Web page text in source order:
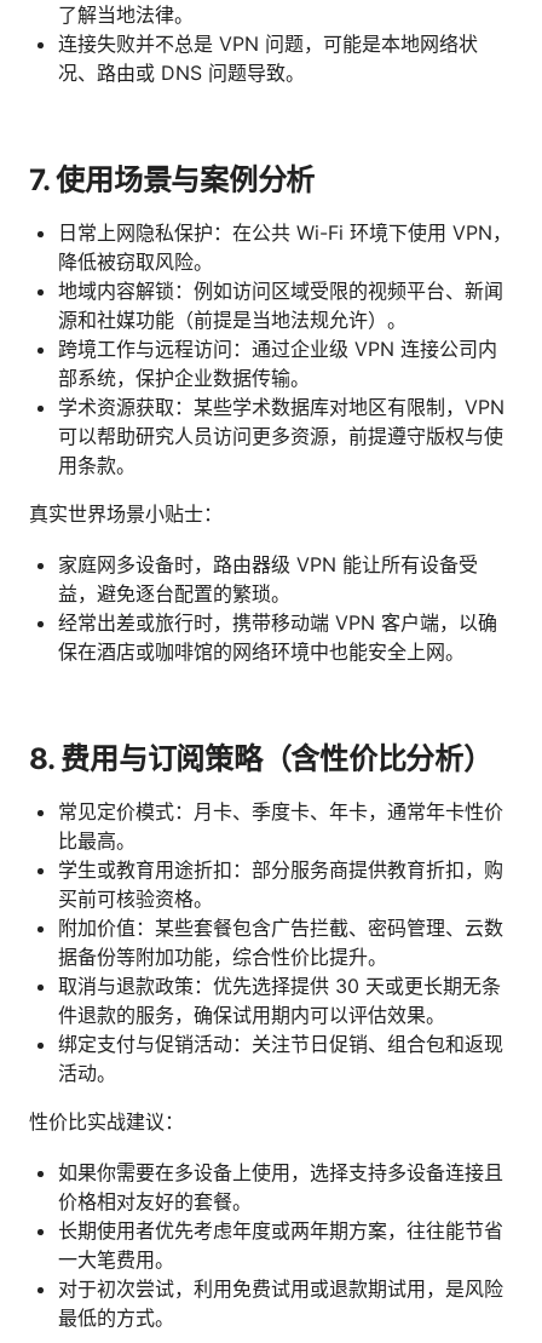
了解当地法律。
连接失败并不总是 VPN 问题，可能是本地网络状
况、路由或 DNS 问题导致。
7. 使用场景与案例分析
日常上网隐私保护：在公共 Wi-Fi 环境下使用 VPN，
降低被窃取风险。
地域内容解锁：例如访问区域受限的视频平台、新闻
源和社媒功能（前提是当地法规允许）。
跨境工作与远程访问：通过企业级 VPN 连接公司内
部系统，保护企业数据传输。
学术资源获取：某些学术数据库对地区有限制，VPN
可以帮助研究人员访问更多资源，前提遵守版权与使
用条款。
真实世界场景小贴士：
家庭网多设备时，路由器级 VPN 能让所有设备受
益，避免逐台配置的繁琐。
经常出差或旅行时，携带移动端 VPN 客户端，以确
保在酒店或咖啡馆的网络环境中也能安全上网。
8. 费用与订阅策略（含性价比分析）
常见定价模式：月卡、季度卡、年卡，通常年卡性价
比最高。
学生或教育用途折扣：部分服务商提供教育折扣，购
买前可核验资格。
附加价值：某些套餐包含广告拦截、密码管理、云数
据备份等附加功能，综合性价比提升。
取消与退款政策：优先选择提供 30 天或更长期无条
件退款的服务，确保试用期内可以评估效果。
绑定支付与促销活动：关注节日促销、组合包和返现
活动。
性价比实战建议：
如果你需要在多设备上使用，选择支持多设备连接且
价格相对友好的套餐。
长期使用者优先考虑年度或两年期方案，往往能节省
一大笔费用。
对于初次尝试，利用免费试用或退款期试用，是风险
最低的方式。